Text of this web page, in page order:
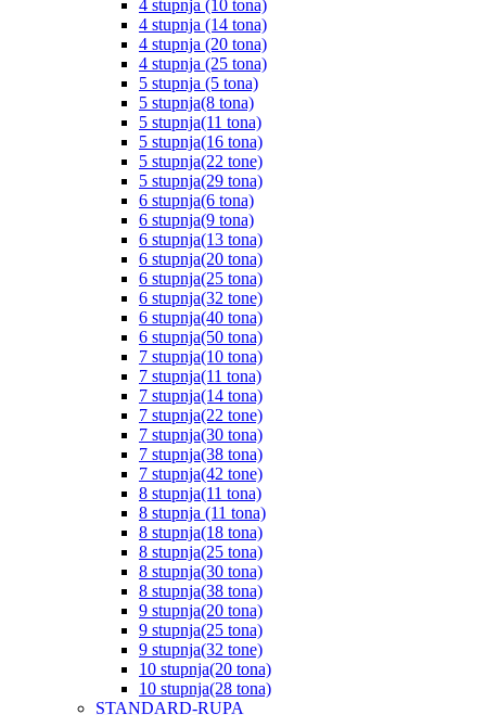
4 stupnja (10 tona)
4 stupnja (14 tona)
4 stupnja (20 tona)
4 stupnja (25 tona)
5 stupnja (5 tona)
5 stupnja(8 tona)
5 stupnja(11 tona)
5 stupnja(16 tona)
5 stupnja(22 tone)
5 stupnja(29 tona)
6 stupnja(6 tona)
6 stupnja(9 tona)
6 stupnja(13 tona)
6 stupnja(20 tona)
6 stupnja(25 tona)
6 stupnja(32 tone)
6 stupnja(40 tona)
6 stupnja(50 tona)
7 stupnja(10 tona)
7 stupnja(11 tona)
7 stupnja(14 tona)
7 stupnja(22 tone)
7 stupnja(30 tona)
7 stupnja(38 tona)
7 stupnja(42 tone)
8 stupnja(11 tona)
8 stupnja (11 tona)
8 stupnja(18 tona)
8 stupnja(25 tona)
8 stupnja(30 tona)
8 stupnja(38 tona)
9 stupnja(20 tona)
9 stupnja(25 tona)
9 stupnja(32 tone)
10 stupnja(20 tona)
10 stupnja(28 tona)
STANDARD-RUPA